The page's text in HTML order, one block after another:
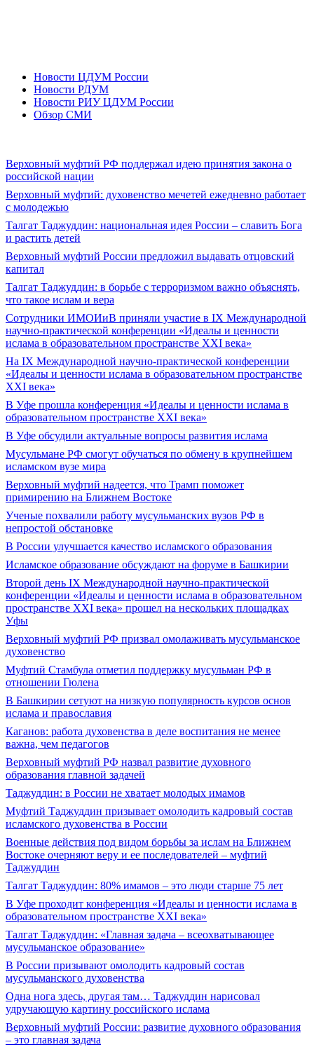
Новости ЦДУМ России
Новости РДУМ
Новости РИУ ЦДУМ России
Обзор СМИ
Верховный муфтий РФ поддержал идею принятия закона о
российской нации
Верховный муфтий: духовенство мечетей ежедневно работает
с молодежью
Талгат Таджуддин: национальная идея России – славить Бога
и растить детей
Верховный муфтий России предложил выдавать отцовский
капитал
Талгат Таджуддин: в борьбе с терроризмом важно объяснять,
что такое ислам и вера
Сотрудники ИМОИиВ приняли участие в IX Международной
научно-практической конференции «Идеалы и ценности
ислама в образовательном пространстве XXI века»
На IX Международной научно-практической конференции
«Идеалы и ценности ислама в образовательном пространстве
XXI века»
В Уфе прошла конференция «Идеалы и ценности ислама в
образовательном пространстве XXI века»
В Уфе обсудили актуальные вопросы развития ислама
Мусульмане РФ смогут обучаться по обмену в крупнейшем
исламском вузе мира
Верховный муфтий надеется, что Трамп поможет
примирению на Ближнем Востоке
Ученые похвалили работу мусульманских вузов РФ в
непростой обстановке
В России улучшается качество исламского образования
Исламское образование обсуждают на форуме в Башкирии
Второй день IX Международной научно-практической
конференции «Идеалы и ценности ислама в образовательном
пространстве XXI века» прошел на нескольких площадках
Уфы
Верховный муфтий РФ призвал омолаживать мусульманское
духовенство
Муфтий Стамбула отметил поддержку мусульман РФ в
отношении Гюлена
В Башкирии сетуют на низкую популярность курсов основ
ислама и православия
Каганов: работа духовенства в деле воспитания не менее
важна, чем педагогов
Верховный муфтий РФ назвал развитие духовного
образования главной задачей
Таджуддин: в России не хватает молодых имамов
Муфтий Таджуддин призывает омолодить кадровый состав
исламского духовенства в России
Военные действия под видом борьбы за ислам на Ближнем
Востоке очерняют веру и ее последователей – муфтий
Таджуддин
Талгат Таджуддин: 80% имамов – это люди старше 75 лет
В Уфе проходит конференция «Идеалы и ценности ислама в
образовательном пространстве XXI века»
Талгат Таджуддин: «Главная задача – всеохватывающее
мусульманское образование»
В России призывают омолодить кадровый состав
мусульманского духовенства
Одна нога здесь, другая там… Таджуддин нарисовал
удручающую картину российского ислама
Верховный муфтий России: развитие духовного образования
– это главная задача